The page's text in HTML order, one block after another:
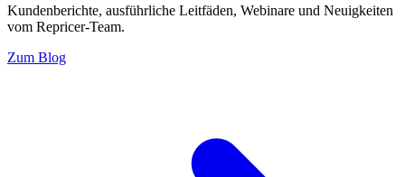
Kundenberichte, ausführliche Leitfäden, Webinare und Neuigkeiten
vom Repricer-Team.
Zum Blog